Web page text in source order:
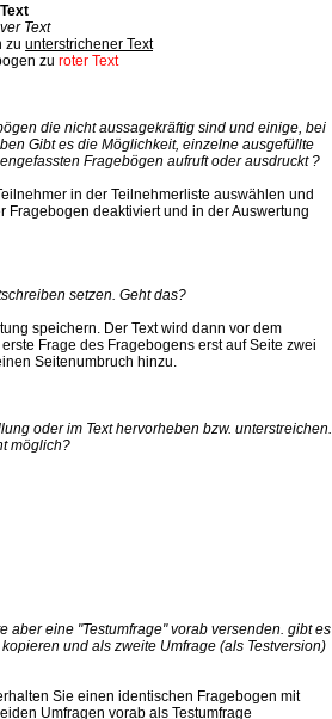
Text
zu unterstrichener Text
zu roter Text
die nicht aussagekräftig sind und einige, bei
Gibt es die Möglichkeit, einzelne ausgefüllte
Fragebögen aufruft oder ausdruckt ?
in der Teilnehmerliste auswählen und
deaktiviert und in der Auswertung
setzen. Geht das?
speichern. Der Text wird dann vor dem
Frage des Fragebogens erst auf Seite zwei
Seitenumbruch hinzu.
oder im Text hervorheben bzw. unterstreichen.
möglich?
aber eine "Testumfrage" vorab versenden. gibt es
und als zweite Umfrage (als Testversion)
Sie einen identischen Fragebogen mit
Umfragen vorab als Testumfrage